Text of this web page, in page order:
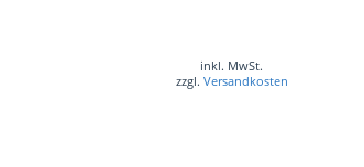
inkl. MwSt.
zzgl. Versandkosten